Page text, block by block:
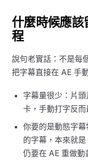
什麼時候應
程
說句老實話：不是每
把字幕直接在 AE
字幕量很少：片
卡，手動打字反而
你要的是動態字
的字幕，本來就
仍要在 AE 重做動